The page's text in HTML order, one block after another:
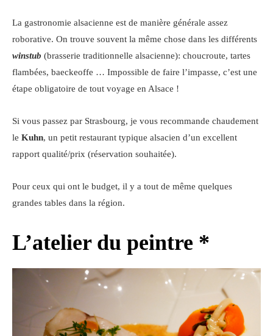
La gastronomie alsacienne est de manière générale assez
roborative. On trouve souvent la même chose dans les différents
winstub (brasserie traditionnelle alsacienne): choucroute, tartes
flambées, baeckeoffe … Impossible de faire l’impasse, c’est une
étape obligatoire de tout voyage en Alsace !
Si vous passez par Strasbourg, je vous recommande chaudement
le Kuhn, un petit restaurant typique alsacien d’un excellent
rapport qualité/prix (réservation souhaitée).
Pour ceux qui ont le budget, il y a tout de même quelques
grandes tables dans la région.
L’atelier du peintre *